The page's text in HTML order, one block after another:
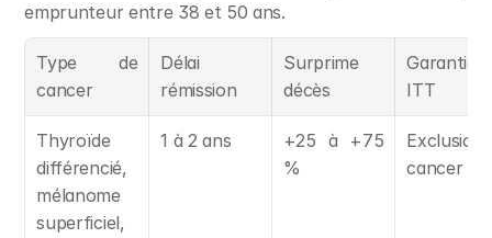
emprunteur entre 38 et 50 ans.
Type de
cancer
Délai
rémission
Surprime
décès
Garantie
ITT
Thyroïde
différencié,
mélanome
superficiel,
1 à 2 ans
+25 à +75
%
Exclusion
cancer